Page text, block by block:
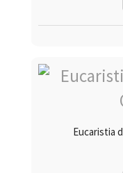
Eucaristia